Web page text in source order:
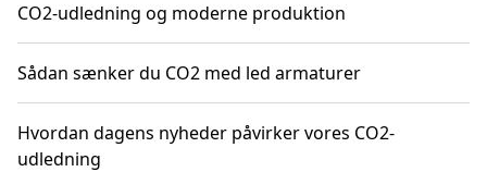
CO2-udledning og moderne produktion
Sådan sænker du CO2 med led armaturer
Hvordan dagens nyheder påvirker vores CO2-
udledning